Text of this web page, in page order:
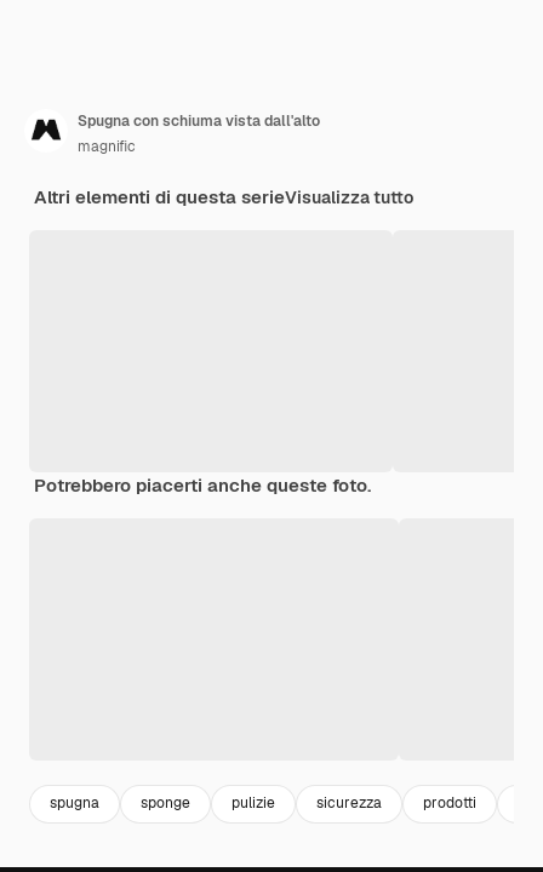
Spugna con schiuma vista dall'alto
magnific
Altri elementi di questa serieVisualizza tutto
Potrebbero piacerti anche queste foto.
spugna sponge pulizie sicurezza prodotti